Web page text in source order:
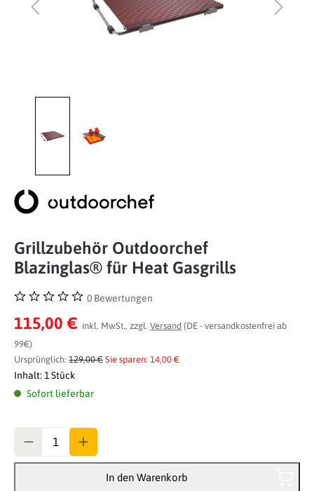
Grillzubehör Outdoorchef
Blazinglas® für Heat Gasgrills
Durchschnittliche Bewertung von 0 von 5 Sternen
0 Bewertungen
115,00 € inkl. MwSt., zzgl. Versand (DE - versandkostenfrei ab
99€)
Ursprünglich: 129,00 € Sie sparen: 14,00 €
Inhalt: 1 Stück
Sofort lieferbar
In den Warenkorb